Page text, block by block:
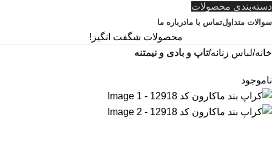
دسته‌بندی محصولات
سوالات متداولتماس با مادرباره ما
محصولات شگفت انگیز!
خانه لباس زنانه تاپ و بادی و نیمتنه
ناموجود